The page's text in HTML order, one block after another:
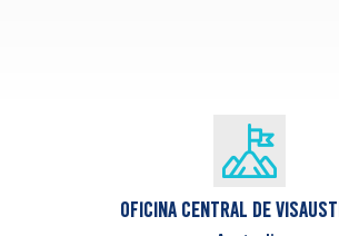
Oficina central de